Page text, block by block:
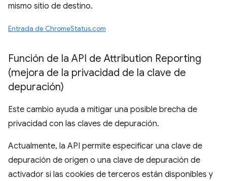
mismo sitio de destino.
Entrada de ChromeStatus.com
Función de la API de Attribution Reporting
(mejora de la privacidad de la clave de
depuración)
Este cambio ayuda a mitigar una posible brecha de
privacidad con las claves de depuración.
Actualmente, la API permite especificar una clave de
depuración de origen o una clave de depuración de
activador si las cookies de terceros están disponibles y